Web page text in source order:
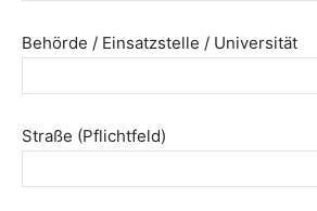
Behörde / Einsatzstelle / Universität
Straße (Pflichtfeld)